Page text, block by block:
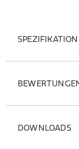
DOWNLOADS